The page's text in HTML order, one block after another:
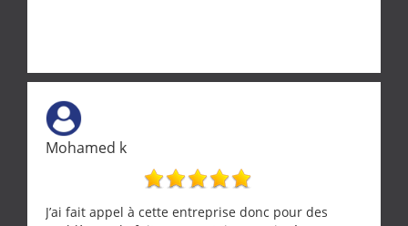
Mohamed k
J’ai fait appel à cette entreprise donc pour des